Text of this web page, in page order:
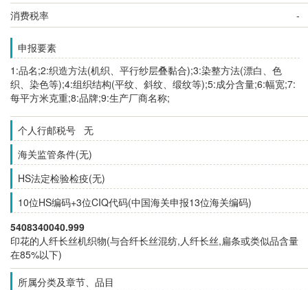
消费税率
-
申报要素
1:品名;2:织造方法(机织、平行纱层叠黏合);3:染整方法(漂白、色
织、染色等);4:组织结构(平纹、斜纹、缎纹等);5:成分含量;6:幅宽;7:
每平方米克重;8:品牌;9:生产厂商名称;
个人行邮税号 无
海关监管条件(无)
HS法定检验检疫(无)
10位HS编码+3位CIQ代码(中国海关申报13位海关编码)
5408340040.999
印花的人纤长丝机织物(与合纤长丝混纺,人纤长丝,扁条或类似品含量
在85%以下)
所属分类及章节、品目